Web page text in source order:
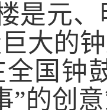
是元
大的
国钟
”的创